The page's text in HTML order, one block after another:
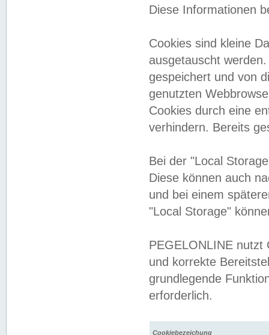
Diese Informationen
Cookies sind kleine
ausgetauscht
gespeichert und von
genutzten
Cookies durch eine
verhindern. Bereits
Bei der "Local
Diese können auch
und bei einem
"Local Storage"
PEGELONLINE nutzt
und korrekte
grundlegende
erforderlich.
Cookiebezeichung